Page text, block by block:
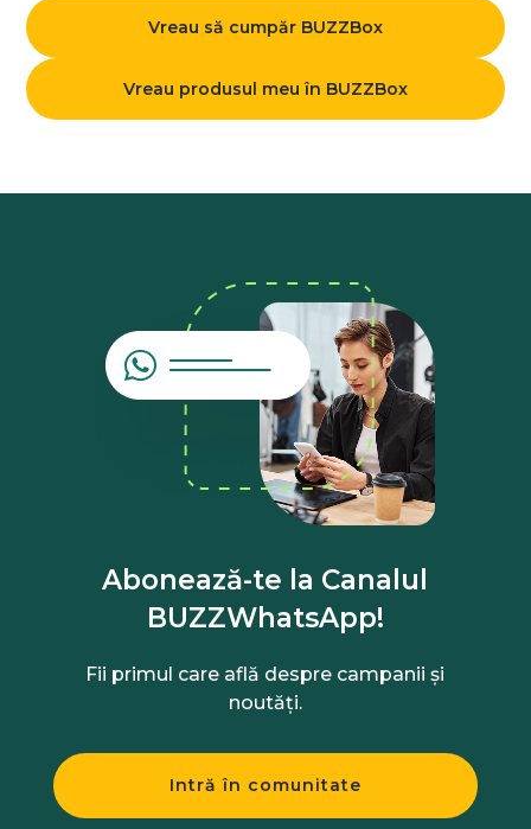
Vreau să cumpăr BUZZBox
Vreau produsul meu în BUZZBox
Abonează-te la Canalul
BUZZWhatsApp!
Fii primul care află despre campanii și
noutăți.
Intră în comunitate